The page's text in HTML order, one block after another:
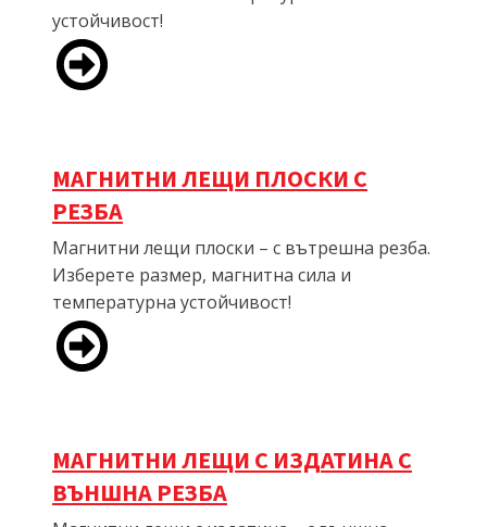
устойчивост!
МАГНИТНИ ЛЕЩИ ПЛОСКИ С
РЕЗБА
Магнитни лещи плоски – с вътрешна резба.
Изберете размер, магнитна сила и
температурна устойчивост!
МАГНИТНИ ЛЕЩИ С ИЗДАТИНА С
ВЪНШНА РЕЗБА